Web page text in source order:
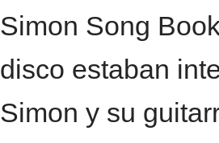
Simon Song
disco estaban
Simon y su